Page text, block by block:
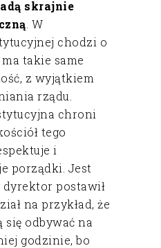
skrajnie
. W
chodzi o
takie same
z wyjątkiem
rządu.
chroni
tego
i
porządki. Jest
postawił
na przykład, że
odbywać na
godzinie, bo